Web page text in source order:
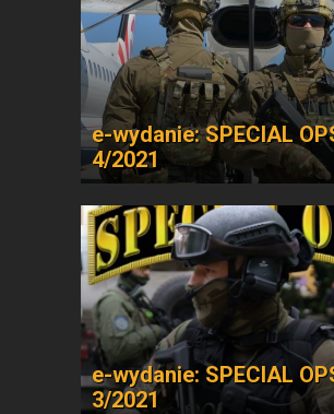
e-wydanie: SPECIAL
4/2021
e-wydanie: SPECIAL
3/2021